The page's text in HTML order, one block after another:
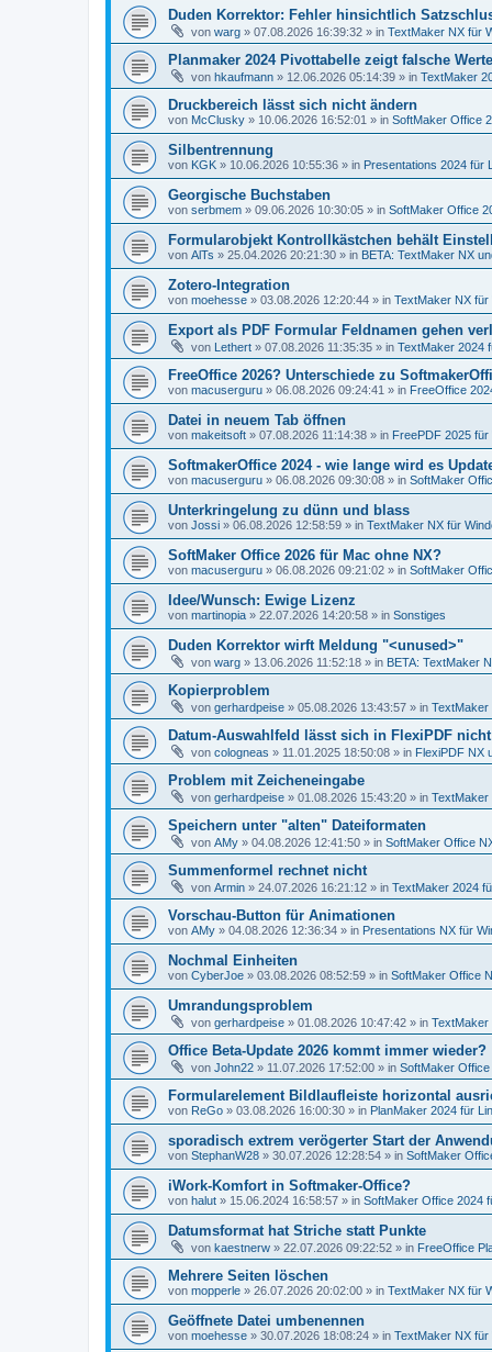
Duden Korrektor: Fehler hinsichtlich
von warg » 07.08.2026 16:39:32 » in TextMaker NX für
Planmaker 2024 Pivottabelle zeigt falsche
von hkaufmann » 12.06.2026 05:14:39 » in TextMaker
Druckbereich lässt sich nicht ändern
von McClusky » 10.06.2026 16:52:01 » in SoftMaker Office
Silbentrennung
von KGK » 10.06.2026 10:55:36 » in Presentations 2024 für
Georgische Buchstaben
von serbmem » 09.06.2026 10:30:05 » in SoftMaker Office
Formularobjekt Kontrollkästchen behält
von AlTs » 25.04.2026 20:21:30 » in BETA: TextMaker NX
Zotero-Integration
von moehesse » 03.08.2026 12:20:44 » in TextMaker NX für
Export als PDF Formular Feldnamen gehen
von Lethert » 07.08.2026 11:35:35 » in TextMaker 2024
FreeOffice 2026? Unterschiede zu
von macuserguru » 06.08.2026 09:24:41 » in FreeOffice
Datei in neuem Tab öffnen
von makeitsoft » 07.08.2026 11:14:38 » in FreePDF 2025 für
SoftmakerOffice 2024 - wie lange wird es
von macuserguru » 06.08.2026 09:30:08 » in SoftMaker
Unterkringelung zu dünn und blass
von Jossi » 06.08.2026 12:58:59 » in TextMaker NX für
SoftMaker Office 2026 für Mac ohne NX?
von macuserguru » 06.08.2026 09:21:02 » in SoftMaker
Idee/Wunsch: Ewige Lizenz
von martinopia » 22.07.2026 14:20:58 » in Sonstiges
Duden Korrektor wirft Meldung "<unused>"
von warg » 13.06.2026 11:52:18 » in BETA: TextMaker
Kopierproblem
von gerhardpeise » 05.08.2026 13:43:57 » in TextMaker
Datum-Auswahlfeld lässt sich in FlexiPDF
von cologneas » 11.01.2025 18:50:08 » in FlexiPDF NX
Problem mit Zeicheneingabe
von gerhardpeise » 01.08.2026 15:43:20 » in TextMaker
Speichern unter "alten" Dateiformaten
von AMy » 04.08.2026 12:41:50 » in SoftMaker Office
Summenformel rechnet nicht
von Armin » 24.07.2026 16:21:12 » in TextMaker 2024
Vorschau-Button für Animationen
von AMy » 04.08.2026 12:36:34 » in Presentations NX für
Nochmal Einheiten
von CyberJoe » 03.08.2026 08:52:59 » in SoftMaker Office
Umrandungsproblem
von gerhardpeise » 01.08.2026 10:47:42 » in TextMaker
Office Beta-Update 2026 kommt immer wieder?
von John22 » 11.07.2026 17:52:00 » in SoftMaker
Formularelement Bildlaufleiste horizontal
von ReGo » 03.08.2026 16:00:30 » in PlanMaker 2024 für
sporadisch extrem verögerter Start der
von StephanW28 » 30.07.2026 12:28:54 » in SoftMaker
iWork-Komfort in Softmaker-Office?
von halut » 15.06.2024 16:58:57 » in SoftMaker Office 2024
Datumsformat hat Striche statt Punkte
von kaestnerw » 22.07.2026 09:22:52 » in FreeOffice
Mehrere Seiten löschen
von mopperle » 26.07.2026 20:02:00 » in TextMaker NX für
Geöffnete Datei umbenennen
von moehesse » 30.07.2026 18:08:24 » in TextMaker NX für